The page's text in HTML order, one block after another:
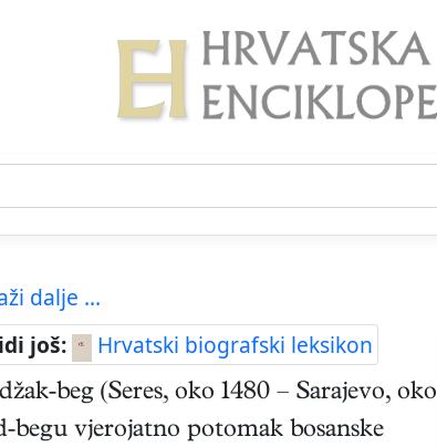
dalje ...
još: Hrvatski biografski leksikon
beg (Seres, oko 1480 – Sarajevo, oko
begu vjerojatno potomak bosanske